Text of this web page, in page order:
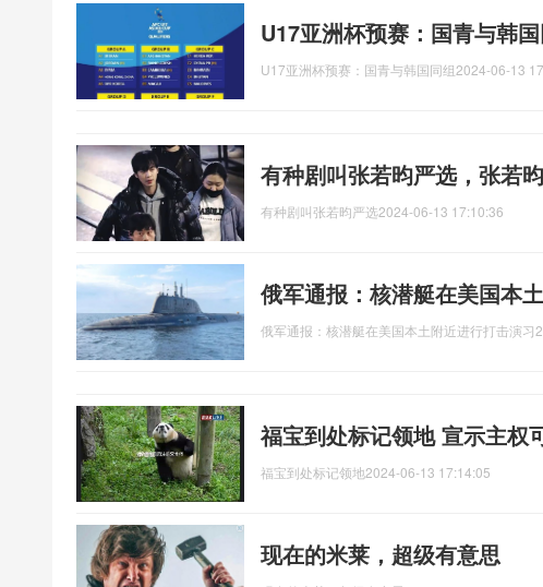
U17亚洲杯预赛：国青与韩
U17亚洲杯预赛：国青与韩国同组2024-06-13
有种剧叫张若昀严选，张若
有种剧叫张若昀严选2024-06-13 17:10:36
俄军通报：核潜艇在美国本
俄军通报：核潜艇在美国本土附近进行打击演习
福宝到处标记领地 宣示主权
福宝到处标记领地2024-06-13 17:14:05
现在的米莱，超级有意思